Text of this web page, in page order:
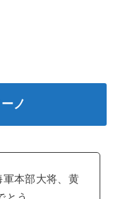
ノ
本部大将、黄